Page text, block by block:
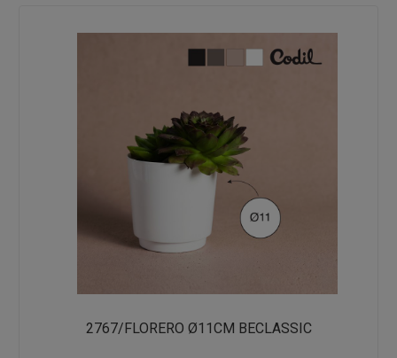
2767/FLORERO Ø11CM BECLASSIC